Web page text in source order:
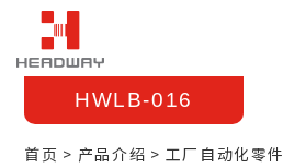
HWLB-016
首页 产品介绍 工厂自动化零件